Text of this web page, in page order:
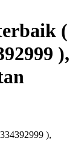
(
),
),